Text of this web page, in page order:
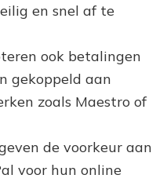
en snel af te
ook betalingen
gekoppeld aan
zoals Maestro of
de voorkeur aan
voor hun online